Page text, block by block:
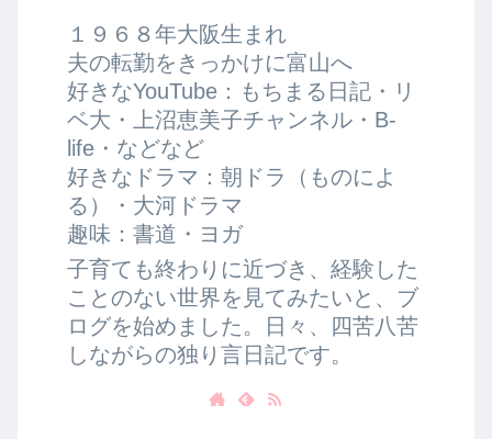
１９６８年大阪生まれ
夫の転勤をきっかけに富山へ
好きなYouTube：もちまる日記・リ
ベ大・上沼恵美子チャンネル・B-
life・などなど
好きなドラマ：朝ドラ（ものによ
る）・大河ドラマ
趣味：書道・ヨガ
子育ても終わりに近づき、経験した
ことのない世界を見てみたいと、ブ
ログを始めました。日々、四苦八苦
しながらの独り言日記です。